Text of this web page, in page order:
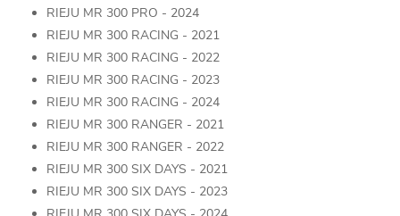
RIEJU MR 300 PRO - 2024
RIEJU MR 300 RACING - 2021
RIEJU MR 300 RACING - 2022
RIEJU MR 300 RACING - 2023
RIEJU MR 300 RACING - 2024
RIEJU MR 300 RANGER - 2021
RIEJU MR 300 RANGER - 2022
RIEJU MR 300 SIX DAYS - 2021
RIEJU MR 300 SIX DAYS - 2023